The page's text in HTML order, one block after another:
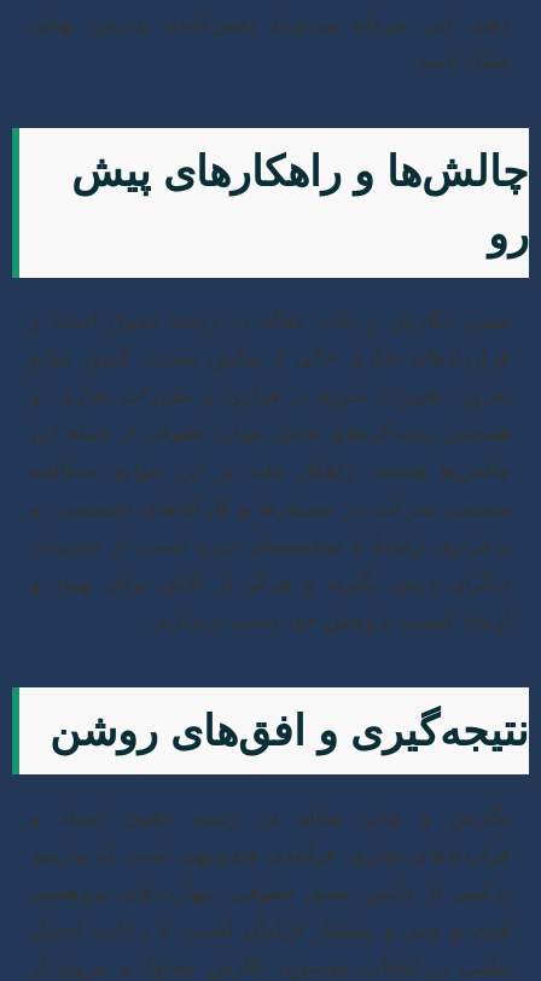
این مرحله می‌تواند تعیین‌کننده پذیرش نهایی
باشد.
و راهکارهای پیش
نگارش و چاپ مقاله در رشته حقوق اسناد و
تجاری خالی از چالش نیست. کمبود منابع
تغییرات سریع در قوانین و مقررات تجاری، و
پیچیدگی‌های تحلیل موارد حقوقی از جمله این
هستند. راهکار غلبه بر این موانع، مطالعه
شرکت در سمینارها و کارگاه‌های تخصصی، و
ارتباط با متخصصان حوزه است. از تجربیات
درس بگیرید و هرگز از تلاش برای بهبود و
کیفیت پژوهش خود دست برندارید.
و افق‌های روشن
و چاپ مقاله در رشته حقوق اسناد و
تجاری، فرآیندی چندوجهی است که نیازمند
از دانش عمیق حقوقی، مهارت‌های پژوهشی
و صبر و پشتکار فراوان است. با رعایت اصول
در انتخاب موضوع، نگارش محتوا، و پیروی از